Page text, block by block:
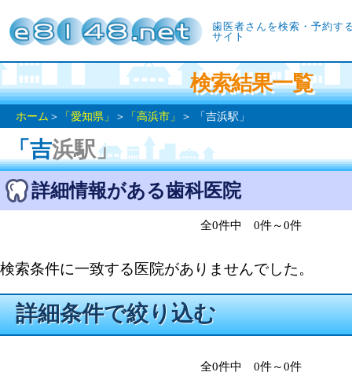
歯医者さんを検索・予約す
サイト
検索結果一覧
ホーム ＞ 「愛知県」 ＞ 「高浜市」 ＞ 「吉浜駅」
「吉浜駅」
詳細情報がある歯科医院
全0件中 0件～0件
検索条件に一致する医院がありませんでした。
詳細条件で絞り込む
全0件中 0件～0件